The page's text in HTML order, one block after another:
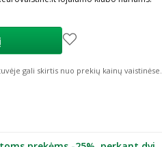
gali skirtis nuo prekių kainų vaistinėse.